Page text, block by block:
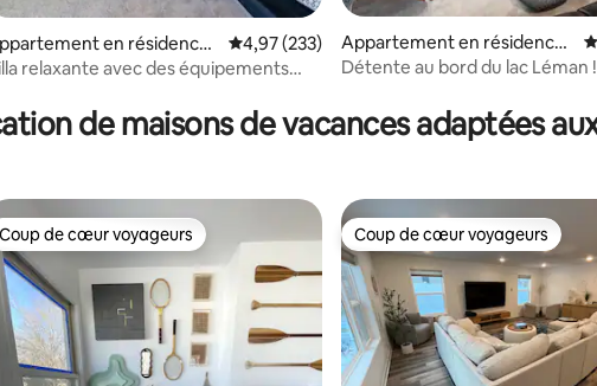
sur la base de 129 commentaires : 4,89 sur 5
en résidence ⋅
de Genève
Évaluation moyenne sur la base de 233
4,97 (233)
relaxante avec des équipements
Appartement en résidence ⋅
Lac de Genève
Détente au bord du lac Léman !
de maisons de vacances adaptées
Coup de cœur voyageurs
Coup de cœur voyageurs Coup de cœur voyageurs
Coup de cœur voyageurs